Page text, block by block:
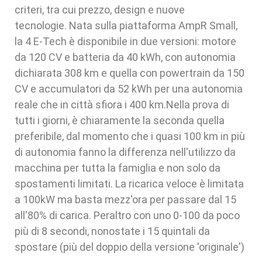
criteri, tra cui prezzo, design e nuove
tecnologie. Nata sulla piattaforma AmpR Small,
la 4 E-Tech è disponibile in due versioni: motore
da 120 CV e batteria da 40 kWh, con autonomia
dichiarata 308 km e quella con powertrain da 150
CV e accumulatori da 52 kWh per una autonomia
reale che in città sfiora i 400 km.Nella prova di
tutti i giorni, è chiaramente la seconda quella
preferibile, dal momento che i quasi 100 km in più
di autonomia fanno la differenza nell'utilizzo da
macchina per tutta la famiglia e non solo da
spostamenti limitati. La ricarica veloce è limitata
a 100kW ma basta mezz'ora per passare dal 15
all'80% di carica. Peraltro con uno 0-100 da poco
più di 8 secondi, nonostate i 15 quintali da
spostare (più del doppio della versione 'originale')